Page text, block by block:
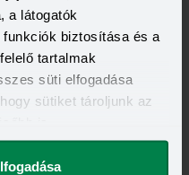
a látogatók
biztosítása és a
tartalmak
süti elfogadása
sütiket tároljunk az